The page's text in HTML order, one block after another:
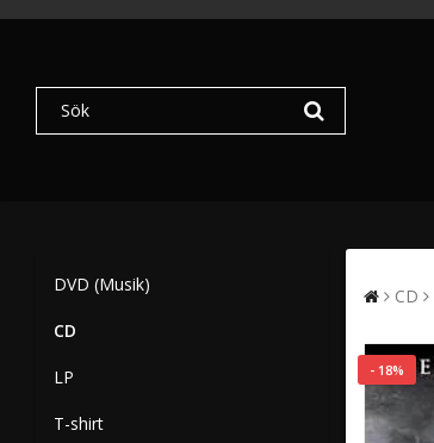
DVD (Musik)
CD
LP
T-shirt
CD
- 18%